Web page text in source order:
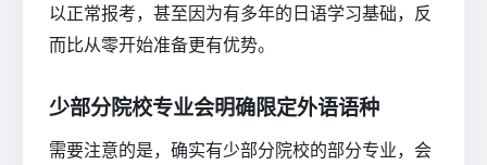
以正常报考，甚至因为有多年的日语学习基础，反
而比从零开始准备更有优势。
少部分院校专业会明确限定外语语种
需要注意的是，确实有少部分院校的部分专业，会